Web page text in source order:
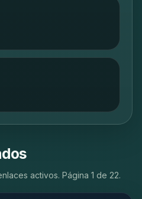
activos. Página 1 de 22.